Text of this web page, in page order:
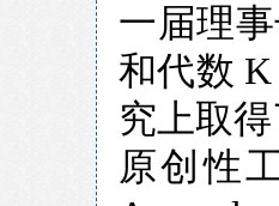
一届理
和代数
究上取
原创性